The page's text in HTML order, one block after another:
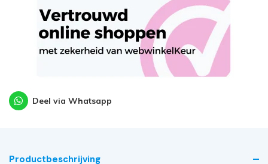
Deel via Whatsapp
Productbeschrijving